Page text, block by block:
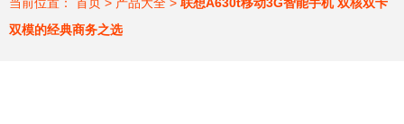
双模的经典商务之选